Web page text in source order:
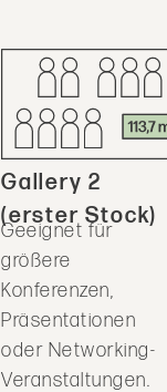
Gallery 2
(erster Stock)
Geeignet für
größere
Konferenzen,
Präsentationen
oder Networking-
Veranstaltungen.